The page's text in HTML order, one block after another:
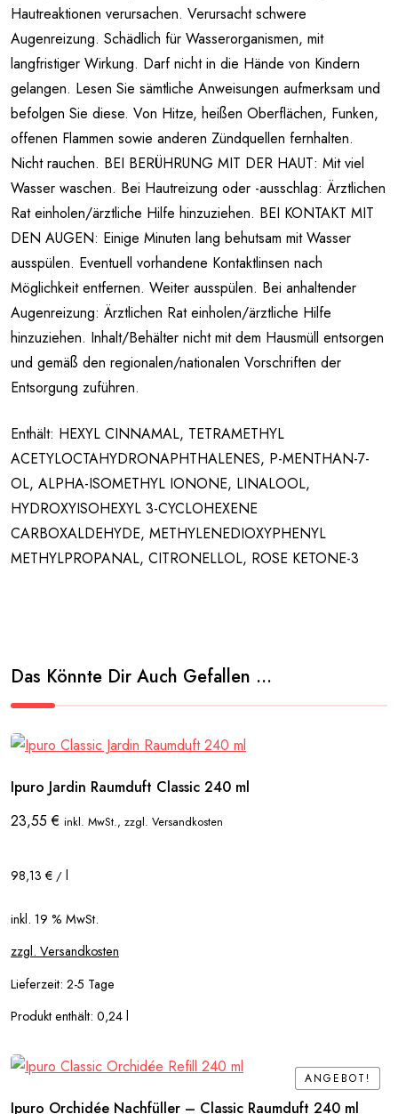
Hautreaktionen verursachen. Verursacht schwere
Augenreizung. Schädlich für Wasserorganismen, mit
langfristiger Wirkung. Darf nicht in die Hände von Kindern
gelangen. Lesen Sie sämtliche Anweisungen aufmerksam und
befolgen Sie diese. Von Hitze, heißen Oberflächen, Funken,
offenen Flammen sowie anderen Zündquellen fernhalten.
Nicht rauchen. BEI BERÜHRUNG MIT DER HAUT: Mit viel
Wasser waschen. Bei Hautreizung oder -ausschlag: Ärztlichen
Rat einholen/ärztliche Hilfe hinzuziehen. BEI KONTAKT MIT
DEN AUGEN: Einige Minuten lang behutsam mit Wasser
ausspülen. Eventuell vorhandene Kontaktlinsen nach
Möglichkeit entfernen. Weiter ausspülen. Bei anhaltender
Augenreizung: Ärztlichen Rat einholen/ärztliche Hilfe
hinzuziehen. Inhalt/Behälter nicht mit dem Hausmüll entsorgen
und gemäß den regionalen/nationalen Vorschriften der
Entsorgung zuführen.
Enthält: HEXYL CINNAMAL, TETRAMETHYL
ACETYLOCTAHYDRONAPHTHALENES, P-MENTHAN-7-
OL, ALPHA-ISOMETHYL IONONE, LINALOOL,
HYDROXYISOHEXYL 3-CYCLOHEXENE
CARBOXALDEHYDE, METHYLENEDIOXYPHENYL
METHYLPROPANAL, CITRONELLOL, ROSE KETONE-3
Das Könnte Dir Auch Gefallen …
Ipuro Jardin Raumduft Classic 240 ml
23,55€ inkl. MwSt., zzgl. Versandkosten
98,13 € / l
inkl. 19 % MwSt.
zzgl. Versandkosten
Lieferzeit: 2-5 Tage
Produkt enthält: 0,24 l
ANGEBOT!
ANGEBOT!
Ipuro Orchidée Nachfüller – Classic Raumduft 240 ml